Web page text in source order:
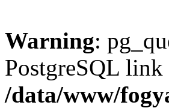
Warning:
PostgreSQL link
/data/www/